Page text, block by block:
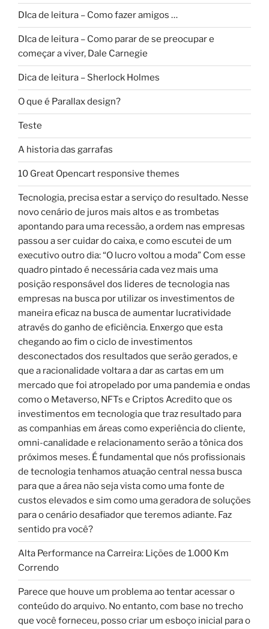
DIca de leitura – Como fazer amigos …
DIca de leitura – Como parar de se preocupar e
começar a viver, Dale Carnegie
Dica de leitura – Sherlock Holmes
O que é Parallax design?
Teste
A historia das garrafas
10 Great Opencart responsive themes
Tecnologia, precisa estar a serviço do resultado. Nesse
novo cenário de juros mais altos e as trombetas
apontando para uma recessão, a ordem nas empresas
passou a ser cuidar do caixa, e como escutei de um
executivo outro dia: “O lucro voltou a moda” Com esse
quadro pintado é necessária cada vez mais uma
posição responsável dos lideres de tecnologia nas
empresas na busca por utilizar os investimentos de
maneira eficaz na busca de aumentar lucratividade
através do ganho de eficiência. Enxergo que esta
chegando ao fim o ciclo de investimentos
desconectados dos resultados que serão gerados, e
que a racionalidade voltara a dar as cartas em um
mercado que foi atropelado por uma pandemia e ondas
como o Metaverso, NFTs e Criptos Acredito que os
investimentos em tecnologia que traz resultado para
as companhias em áreas como experiência do cliente,
omni-canalidade e relacionamento serão a tônica dos
próximos meses. É fundamental que nós profissionais
de tecnologia tenhamos atuação central nessa busca
para que a área não seja vista como uma fonte de
custos elevados e sim como uma geradora de soluções
para o cenário desafiador que teremos adiante. Faz
sentido pra você?
Alta Performance na Carreira: Lições de 1.000 Km
Correndo
Parece que houve um problema ao tentar acessar o
conteúdo do arquivo. No entanto, com base no trecho
que você forneceu, posso criar um esboço inicial para o